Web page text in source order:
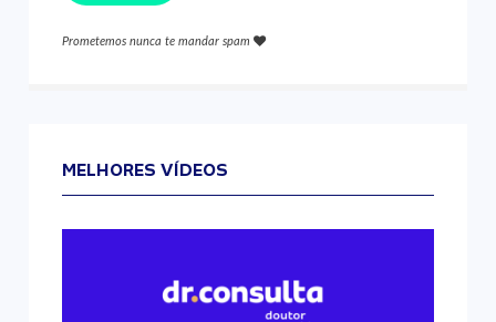
Prometemos nunca te mandar spam
MELHORES VÍDEOS